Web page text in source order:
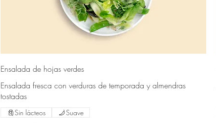
Ensalada de hojas verdes
Ensalada fresca con verduras de temporada y almendras
tostadas
Sin lácteos Suave